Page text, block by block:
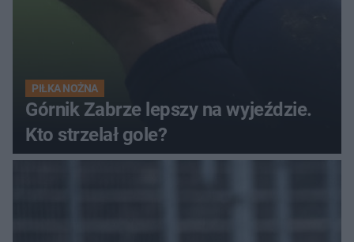
PIŁKA NOŻNA
Górnik Zabrze lepszy na wyjeździe.
Kto strzelał gole?